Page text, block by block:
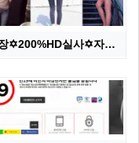
❤️출 장✡️200%HD실사✡️자연산↘슬림↗가슴✅실물초…